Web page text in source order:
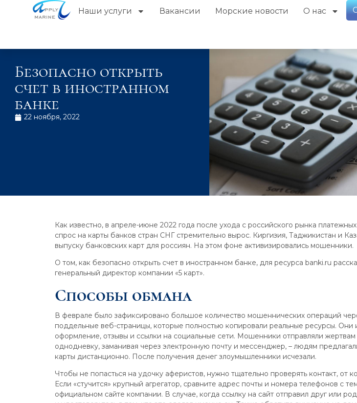
Наши услуги Вакансии Морские новости О нас
Безопасно открыть
счет в иностранном
банке
22 ноября, 2022
Как известно, в апреле-июне 2022 года после ухода с российского рынка
спрос на карты банков стран СНГ стремительно вырос. Киргизия, Таджикистан и
выпуску банковских карт для россиян. На этом фоне активизировались мошенники.
О том, как безопасно открыть счет в иностранном банке, для ресурса banki.ru
генеральный директор компании «5 карт».
Способы обмана
В феврале было зафиксировано большое количество мошеннических операций
поддельные веб-страницы, которые полностью копировали реальные ресурсы. Они
оформление, отзывы и ссылки на социальные сети. Мошенники отправляли жертвам
однодневку, заманивая через электронную почту и мессенджер, – людям
карты дистанционно. После получения денег злоумышленники исчезали.
Чтобы не попасться на удочку аферистов, нужно тщательно проверять контакт, от
Если «стучится» крупный агрегатор, сравните адрес почты и номера телефонов с
официальном сайте компании. В случае, когда ссылку на сайт отправил друг или